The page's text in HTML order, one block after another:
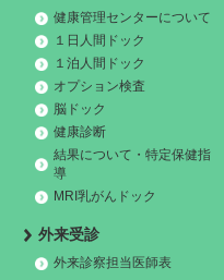
健康管理センターについて
１日人間ドック
１泊人間ドック
オプション検査
脳ドック
健康診断
結果について・特定保健指
導
MRI乳がんドック
外来受診
外来診察担当医師表